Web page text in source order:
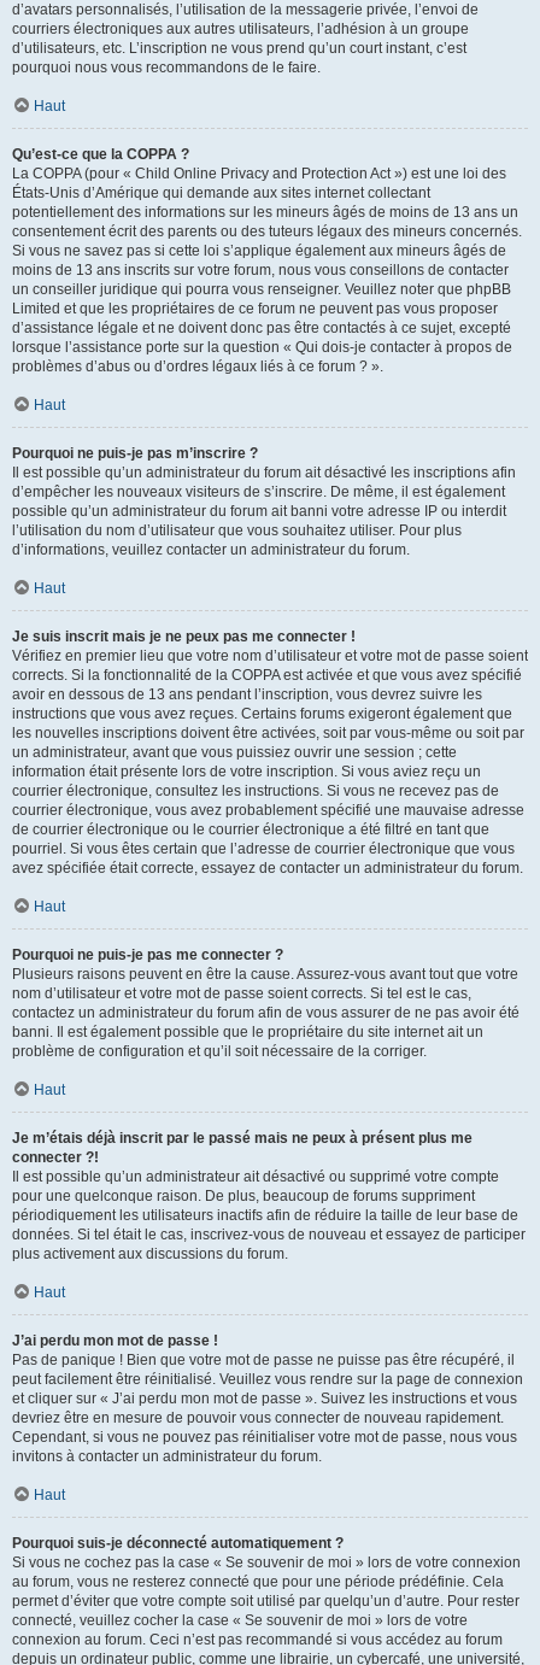
d’avatars personnalisés, l’utilisation de la messagerie privée, l’envoi de
courriers électroniques aux autres utilisateurs, l’adhésion à un groupe
d’utilisateurs, etc. L’inscription ne vous prend qu’un court instant, c’est
pourquoi nous vous recommandons de le faire.
Haut
Qu’est-ce que la COPPA ?
La COPPA (pour « Child Online Privacy and Protection Act ») est une loi des
États-Unis d’Amérique qui demande aux sites internet collectant
potentiellement des informations sur les mineurs âgés de moins de 13 ans un
consentement écrit des parents ou des tuteurs légaux des mineurs concernés.
Si vous ne savez pas si cette loi s’applique également aux mineurs âgés de
moins de 13 ans inscrits sur votre forum, nous vous conseillons de contacter
un conseiller juridique qui pourra vous renseigner. Veuillez noter que phpBB
Limited et que les propriétaires de ce forum ne peuvent pas vous proposer
d’assistance légale et ne doivent donc pas être contactés à ce sujet, excepté
lorsque l’assistance porte sur la question « Qui dois-je contacter à propos de
problèmes d’abus ou d’ordres légaux liés à ce forum ? ».
Haut
Pourquoi ne puis-je pas m’inscrire ?
Il est possible qu’un administrateur du forum ait désactivé les inscriptions afin
d’empêcher les nouveaux visiteurs de s’inscrire. De même, il est également
possible qu’un administrateur du forum ait banni votre adresse IP ou interdit
l’utilisation du nom d’utilisateur que vous souhaitez utiliser. Pour plus
d’informations, veuillez contacter un administrateur du forum.
Haut
Je suis inscrit mais je ne peux pas me connecter !
Vérifiez en premier lieu que votre nom d’utilisateur et votre mot de passe soient
corrects. Si la fonctionnalité de la COPPA est activée et que vous avez spécifié
avoir en dessous de 13 ans pendant l’inscription, vous devrez suivre les
instructions que vous avez reçues. Certains forums exigeront également que
les nouvelles inscriptions doivent être activées, soit par vous-même ou soit par
un administrateur, avant que vous puissiez ouvrir une session ; cette
information était présente lors de votre inscription. Si vous aviez reçu un
courrier électronique, consultez les instructions. Si vous ne recevez pas de
courrier électronique, vous avez probablement spécifié une mauvaise adresse
de courrier électronique ou le courrier électronique a été filtré en tant que
pourriel. Si vous êtes certain que l’adresse de courrier électronique que vous
avez spécifiée était correcte, essayez de contacter un administrateur du forum.
Haut
Pourquoi ne puis-je pas me connecter ?
Plusieurs raisons peuvent en être la cause. Assurez-vous avant tout que votre
nom d’utilisateur et votre mot de passe soient corrects. Si tel est le cas,
contactez un administrateur du forum afin de vous assurer de ne pas avoir été
banni. Il est également possible que le propriétaire du site internet ait un
problème de configuration et qu’il soit nécessaire de la corriger.
Haut
Je m’étais déjà inscrit par le passé mais ne peux à présent plus me
connecter ?!
Il est possible qu’un administrateur ait désactivé ou supprimé votre compte
pour une quelconque raison. De plus, beaucoup de forums suppriment
périodiquement les utilisateurs inactifs afin de réduire la taille de leur base de
données. Si tel était le cas, inscrivez-vous de nouveau et essayez de participer
plus activement aux discussions du forum.
Haut
J’ai perdu mon mot de passe !
Pas de panique ! Bien que votre mot de passe ne puisse pas être récupéré, il
peut facilement être réinitialisé. Veuillez vous rendre sur la page de connexion
et cliquer sur « J’ai perdu mon mot de passe ». Suivez les instructions et vous
devriez être en mesure de pouvoir vous connecter de nouveau rapidement.
Cependant, si vous ne pouvez pas réinitialiser votre mot de passe, nous vous
invitons à contacter un administrateur du forum.
Haut
Pourquoi suis-je déconnecté automatiquement ?
Si vous ne cochez pas la case « Se souvenir de moi » lors de votre connexion
au forum, vous ne resterez connecté que pour une période prédéfinie. Cela
permet d’éviter que votre compte soit utilisé par quelqu’un d’autre. Pour rester
connecté, veuillez cocher la case « Se souvenir de moi » lors de votre
connexion au forum. Ceci n’est pas recommandé si vous accédez au forum
depuis un ordinateur public, comme une librairie, un cybercafé, une université,